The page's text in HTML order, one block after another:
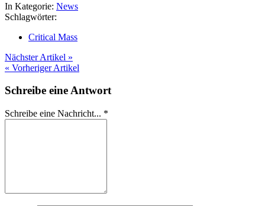
In Kategorie: News
Schlagwörter:
Critical Mass
Nächster Artikel »
« Vorheriger Artikel
Schreibe eine Antwort
Schreibe eine Nachricht... *